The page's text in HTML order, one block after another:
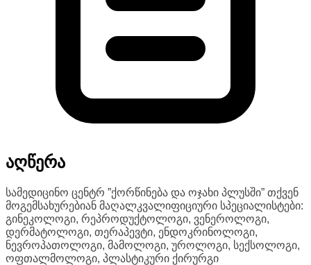
აღწერა
სამედიცინო ცენტრ ”ქორწინება და ოჯახი პლუსში” თქვენ
მოგემსახურებიან მაღალკვალიფიციური სპეციალისტები:
გინეკოლოგი, რეპროდუქტოლოგი, ვენეროლოგი,
დერმატოლოგი, თერაპევტი, ენდოკრინოლოგი,
ნევროპათოლოგი, მამოლოგი, უროლოგი, სექსოლოგი,
ოფთალმოლოგი, პლასტიკური ქირურგი